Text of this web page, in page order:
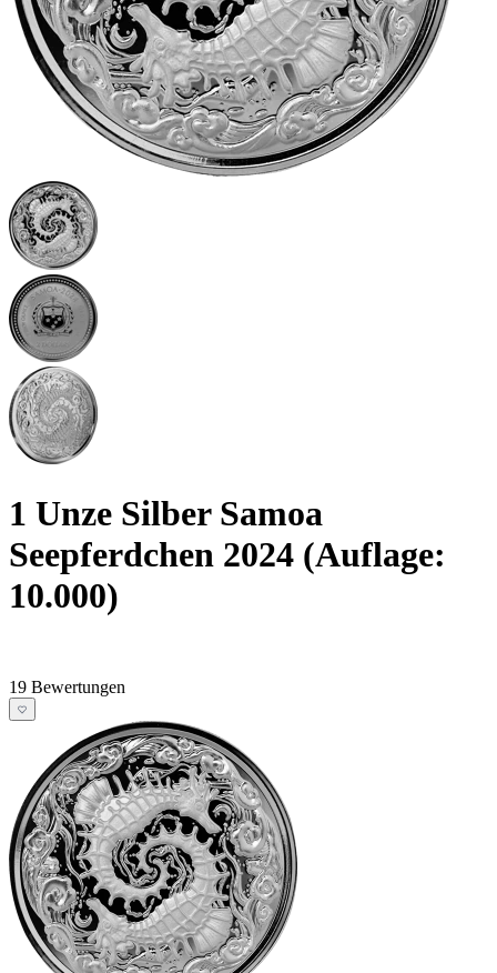
1 Unze Silber Samoa
Seepferdchen 2024 (Auflage:
10.000)
19 Bewertungen